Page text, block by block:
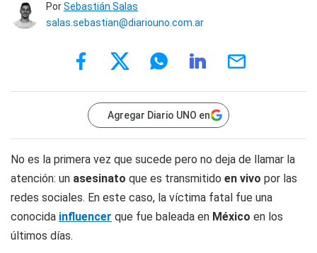
PorSebastián Salas
salas.sebastian@diariouno.com.ar
Agregar Diario UNO en
No es la primera vez que sucede pero no deja de llamar la
atención: un asesinato que es transmitido en vivo por las
redes sociales. En este caso, la víctima fatal fue una
conocida influencer que fue baleada en México en los
últimos días.